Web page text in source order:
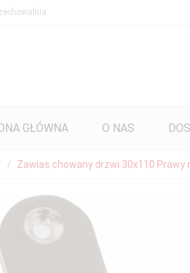
GŁÓWNA O NAS
Zawias chowany drzwi 30x110 Prawy